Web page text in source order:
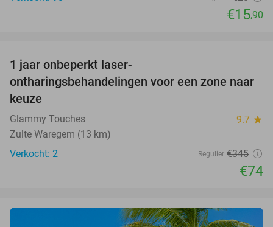
€15,90
1 jaar onbeperkt laser-
ontharingsbehandelingen voor een zone naar
keuze
Glammy Touches 9.7 star
Zulte Waregem (13 km)
Verkocht: 2
Regulier €345
€74